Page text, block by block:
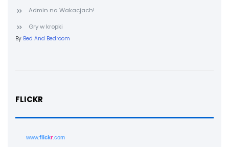
Admin na Wakacjach!
Gry w kropki
By Bed And Bedroom
FLICKR
www.flickr.com